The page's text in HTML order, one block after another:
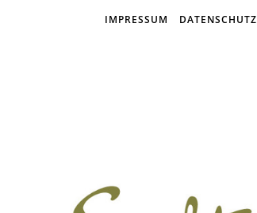
IMPRESSUM DATENSCHUTZ